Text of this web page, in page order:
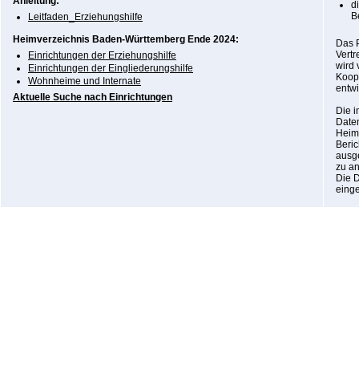
Leitfaden_Erziehungshilfe
Heimverzeichnis Baden-Württemberg Ende 2024:
Einrichtungen der Erziehungshilfe
Einrichtungen der Eingliederungshilfe
Wohnheime und Internate
Aktuelle Suche nach Einrichtungen
Das
wird
Die
zu
Die